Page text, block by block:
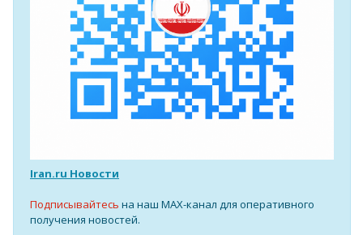
Iran.ru Новости
Подписывайтесь на наш MAX-канал для оперативного
получения новостей.